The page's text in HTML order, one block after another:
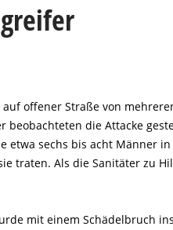
offener Straße von
beobachteten die Attacke
etwa sechs bis acht Männer
traten. Als die Sanitäter zu
mit einem Schädelbruch